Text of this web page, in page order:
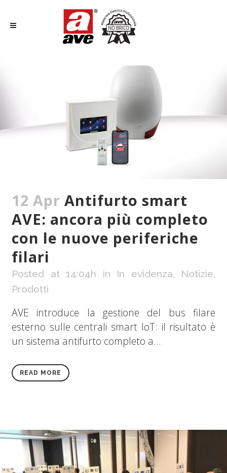
12 Apr Antifurto smart
AVE: ancora più completo
con le nuove periferiche
filari
Posted at 14:04h in In evidenza, Notizie,
Prodotti
AVE introduce la gestione del bus filare
esterno sulle centrali smart IoT: il risultato è
un sistema antifurto completo a...
READ MORE